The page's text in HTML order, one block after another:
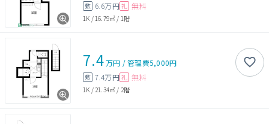
敷 6.6万円 礼 無料
1K /16.79㎡ / 1階
7.4万円 /管理費5,000円
敷 7.4万円 礼 無料
1K / 21.34㎡ / 2階